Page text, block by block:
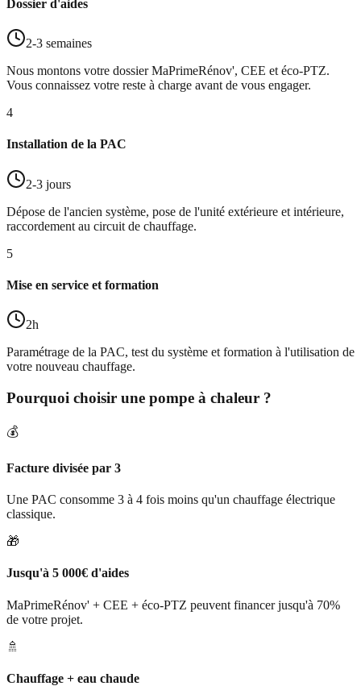
Dossier d'aides
2-3 semaines
Nous montons votre dossier MaPrimeRénov', CEE et éco-PTZ.
Vous connaissez votre reste à charge avant de vous engager.
4
Installation de la PAC
2-3 jours
Dépose de l'ancien système, pose de l'unité extérieure et intérieure,
raccordement au circuit de chauffage.
5
Mise en service et formation
2h
Paramétrage de la PAC, test du système et formation à l'utilisation de
votre nouveau chauffage.
Pourquoi choisir une pompe à chaleur ?
💰
Facture divisée par 3
Une PAC consomme 3 à 4 fois moins qu'un chauffage électrique
classique.
🎁
Jusqu'à 5 000€ d'aides
MaPrimeRénov' + CEE + éco-PTZ peuvent financer jusqu'à 70%
de votre projet.
🚿
Chauffage + eau chaude